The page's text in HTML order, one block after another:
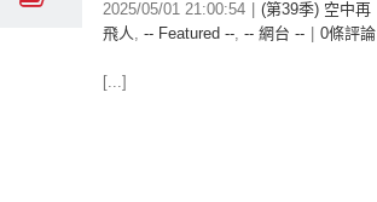
2025/05/01 21:00:54
(第39季) 空中再
飛人, -- Featured --, -- 網台 -- 0條評論
[...]